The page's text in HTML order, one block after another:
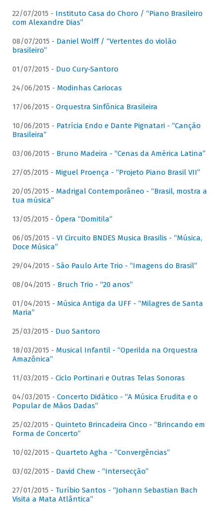
22/07/2015 - Instituto Casa do Choro / “Piano Brasileiro
com Alexandre Dias”
08/07/2015 - Daniel Wolff / “Vertentes do violão
brasileiro”
01/07/2015 - Duo Cury-Santoro
24/06/2015 - Modinhas Cariocas
17/06/2015 - Orquestra Sinfônica Brasileira
10/06/2015 - Patrícia Endo e Dante Pignatari - “Canção
Brasileira”
03/06/2015 - Bruno Madeira - “Cenas da América Latina”
27/05/2015 - Miguel Proença - “Projeto Piano Brasil VII”
20/05/2015 - Madrigal Contemporâneo - “Brasil, mostra a
tua música”
13/05/2015 - Ópera “Domitila”
06/05/2015 - VI Circuito BNDES Musica Brasilis - “Música,
Doce Música”
29/04/2015 - São Paulo Arte Trio - “Imagens do Brasil”
08/04/2015 - Bruch Trio - “20 anos”
01/04/2015 - Música Antiga da UFF - “Milagres de Santa
Maria”
25/03/2015 - Duo Santoro
18/03/2015 - Musical Infantil - “Operilda na Orquestra
Amazônica”
11/03/2015 - Ciclo Portinari e Outras Telas Sonoras
04/03/2015 - Concerto Didático - “A Música Erudita e o
Popular de Mãos Dadas”
25/02/2015 - Quinteto Brincadeira Cinco - “Brincando em
Forma de Concerto”
10/02/2015 - Quarteto Agha - “Convergências”
03/02/2015 - David Chew - “Intersecção”
27/01/2015 - Turíbio Santos - “Johann Sebastian Bach
Visita a Mata Atlântica”